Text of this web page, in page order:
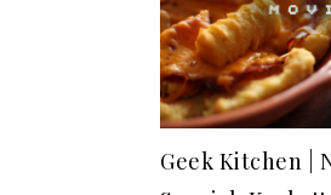
Geek Kitchen |